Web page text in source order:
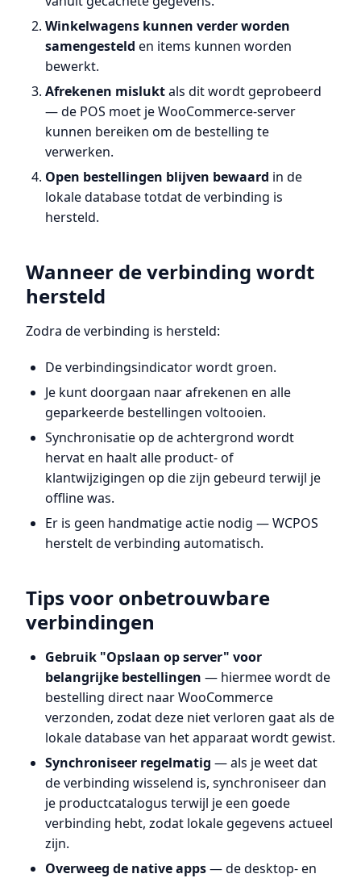
Winkelwagens kunnen verder worden
samengesteld en items kunnen worden
bewerkt.
Afrekenen misluktals dit wordt geprobeerd
— de POS moet je WooCommerce-server
kunnen bereiken om de bestelling te
verwerken.
Open bestellingen blijven bewaard in de
lokale database totdat de verbinding is
hersteld.
Wanneer de verbinding wordt
hersteld
Zodra de verbinding is hersteld:
De verbindingsindicator wordt groen.
Je kunt doorgaan naar afrekenen en alle
geparkeerde bestellingen voltooien.
Synchronisatie op de achtergrond wordt
hervat en haalt alle product- of
klantwijzigingen op die zijn gebeurd terwijl je
offline was.
Er is geen handmatige actie nodig — WCPOS
herstelt de verbinding automatisch.
Tips voor onbetrouwbare
verbindingen
Gebruik "Opslaan op server" voor
belangrijke bestellingen — hiermee wordt de
bestelling direct naar WooCommerce
verzonden, zodat deze niet verloren gaat als de
lokale database van het apparaat wordt gewist.
Synchroniseer regelmatig — als je weet dat
de verbinding wisselend is, synchroniseer dan
je productcatalogus terwijl je een goede
verbinding hebt, zodat lokale gegevens actueel
zijn.
Overweeg de native apps— de desktop- en